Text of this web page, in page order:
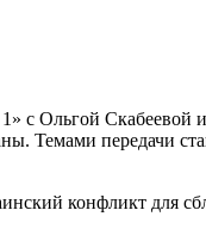
с Ольгой
Темами передачи
конфликт для